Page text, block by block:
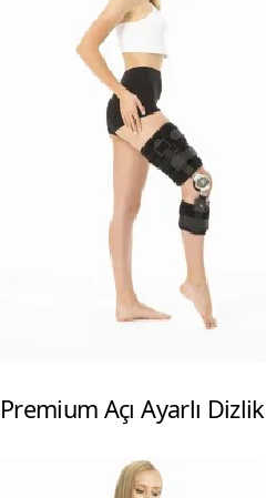
Premium Açı Ayarlı Dizlik